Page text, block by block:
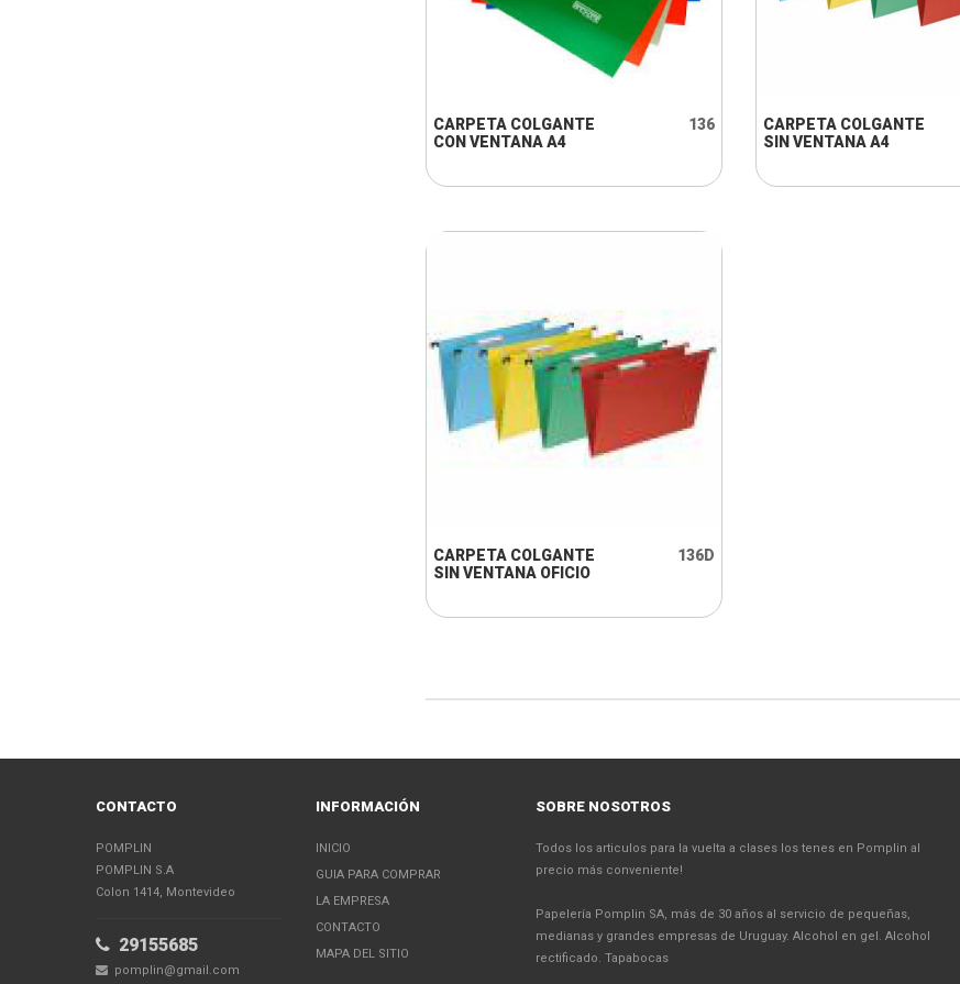
CARPETA COLGANTE
CON VENTANA A4
136
CARPETA COLGANTE
SIN VENTANA A4
CARPETA COLGANTE
SIN VENTANA OFICIO
136D
CONTACTO
POMPLIN
POMPLIN S.A
Colon 1414, Montevideo
29155685
pomplin@gmail.com
INFORMACIÓN
INICIO
GUIA PARA COMPRAR
LA EMPRESA
CONTACTO
MAPA DEL SITIO
SOBRE NOSOTROS
Todos los articulos para la vuelta a clases los tenes en Pomplin al
precio más conveniente!
Papelería Pomplin SA, más de 30 años al servicio de pequeñas,
medianas y grandes empresas de Uruguay. Alcohol en gel. Alcohol
rectificado. Tapabocas